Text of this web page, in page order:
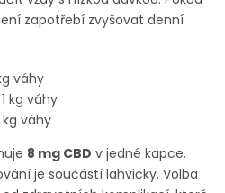
zapotřebí zvyšovat denní
váhy
kg váhy
kg váhy
8 mg CBD v jedné kapce.
je součástí lahvičky. Volba